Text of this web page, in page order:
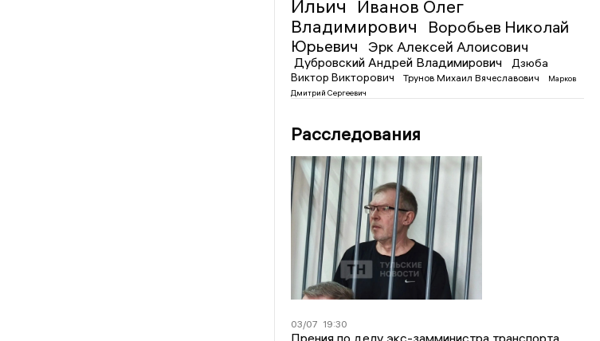
Ильич
Иванов Олег
Владимирович
Воробьев Николай
Юрьевич
Эрк Алексей Алоисович
Дубровский Андрей Владимирович
Дзюба
Виктор Викторович
Трунов Михаил Вячеславович
Марков
Дмитрий Сергеевич
Расследования
03/07 19:30
Прения по делу экс-замминистра транспорта